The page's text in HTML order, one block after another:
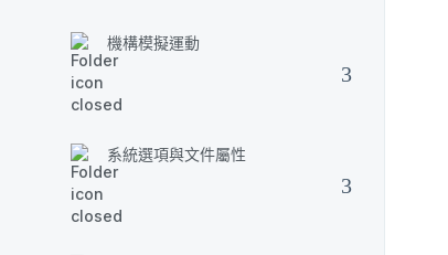
機構模擬運動
系統選項與文件屬性